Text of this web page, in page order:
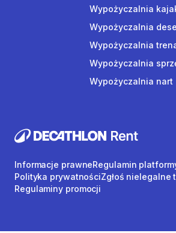
Wypożyczalnia
Wypożyczalnia
Wypożyczalnia
Wypożyczalnia
Wypożyczalnia nart
Informacje prawneRegulamin
Polityka prywatnościZgłoś nielegalne
Regulaminy promocji